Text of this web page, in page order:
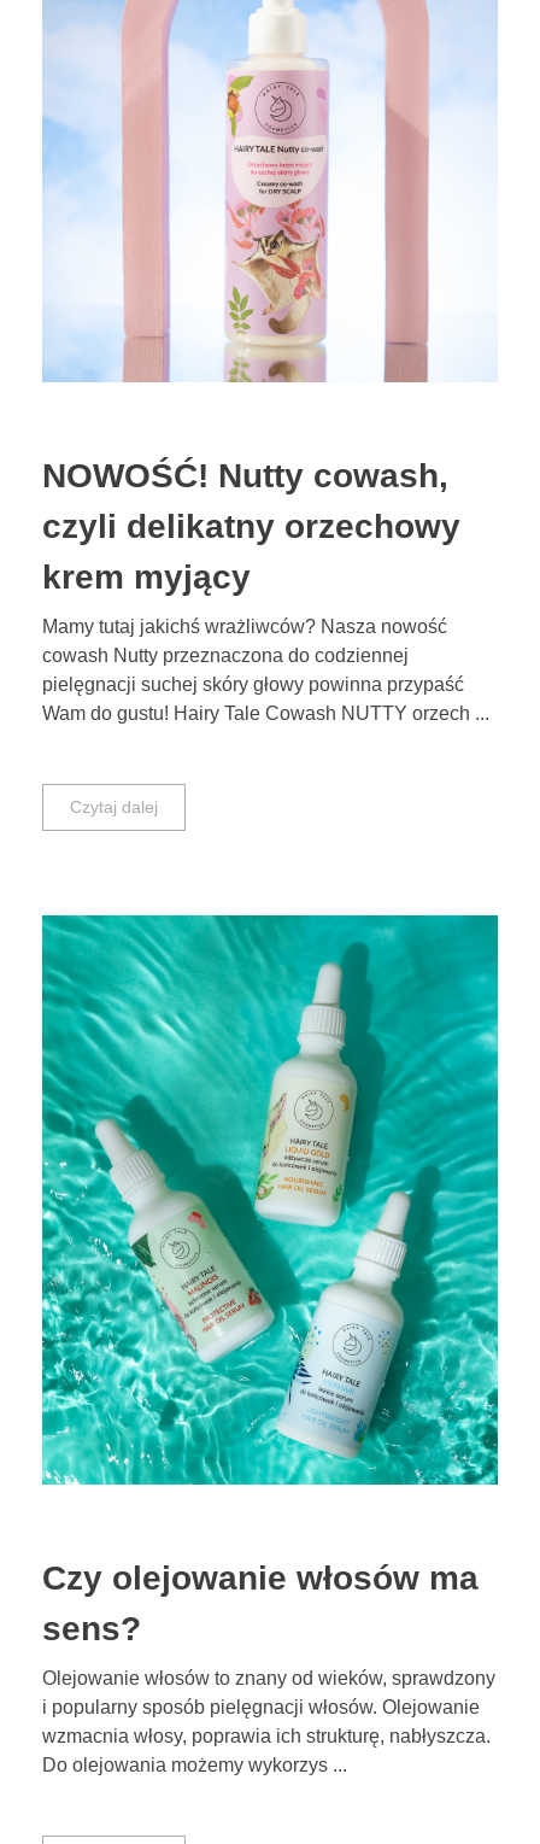
NOWOŚĆ! Nutty cowash,
czyli delikatny orzechowy
krem myjący
Mamy tutaj jakichś wrażliwców? Nasza nowość
cowash Nutty przeznaczona do codziennej
pielęgnacji suchej skóry głowy powinna przypaść
Wam do gustu! Hairy Tale Cowash NUTTY orzech ...
Czytaj dalej
Czy olejowanie włosów ma
sens?
Olejowanie włosów to znany od wieków, sprawdzony
i popularny sposób pielęgnacji włosów. Olejowanie
wzmacnia włosy, poprawia ich strukturę, nabłyszcza.
Do olejowania możemy wykorzys ...